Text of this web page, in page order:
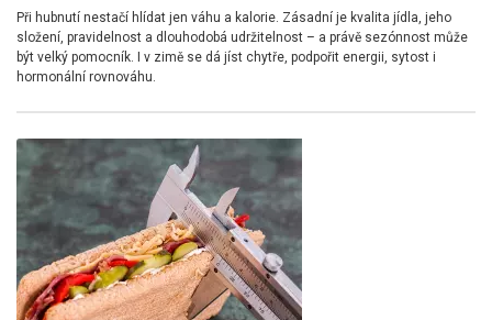
Při hubnutí nestačí hlídat jen váhu a kalorie. Zásadní je kvalita jídla, jeho
složení, pravidelnost a dlouhodobá udržitelnost – a právě sezónnost může
být velký pomocník. I v zimě se dá jíst chytře, podpořit energii, sytost i
hormonální rovnováhu.